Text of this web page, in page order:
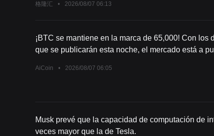
格隆汇 • 2026/08/07 06:13
¡BTC se mantiene en la marca de 65,000! Con los
que se publicarán esta noche, el mercado está a
AiCoin • 2026/08/07 06:05
Musk prevé que la capacidad de computación de
veces mayor que la de Tesla.